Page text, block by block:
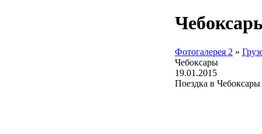
Фотогалерея 2 »
Чебоксары
19.01.2015
Поездка в Чебоксары